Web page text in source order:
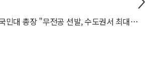
[조선일보 총장 인터뷰] 국민대 총장 "무전공 선발, 수도권서 최대… 학생들엔 무한 가능성"